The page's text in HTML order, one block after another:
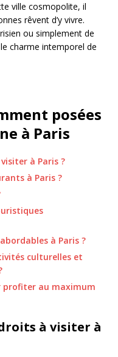
ville cosmopolite, il
rêvent d’y vivre.
ou simplement de
charme intemporel de
posées
à Paris
à Paris ?
à Paris ?
à Paris ?
culturelles et
profiter au maximum
à visiter à